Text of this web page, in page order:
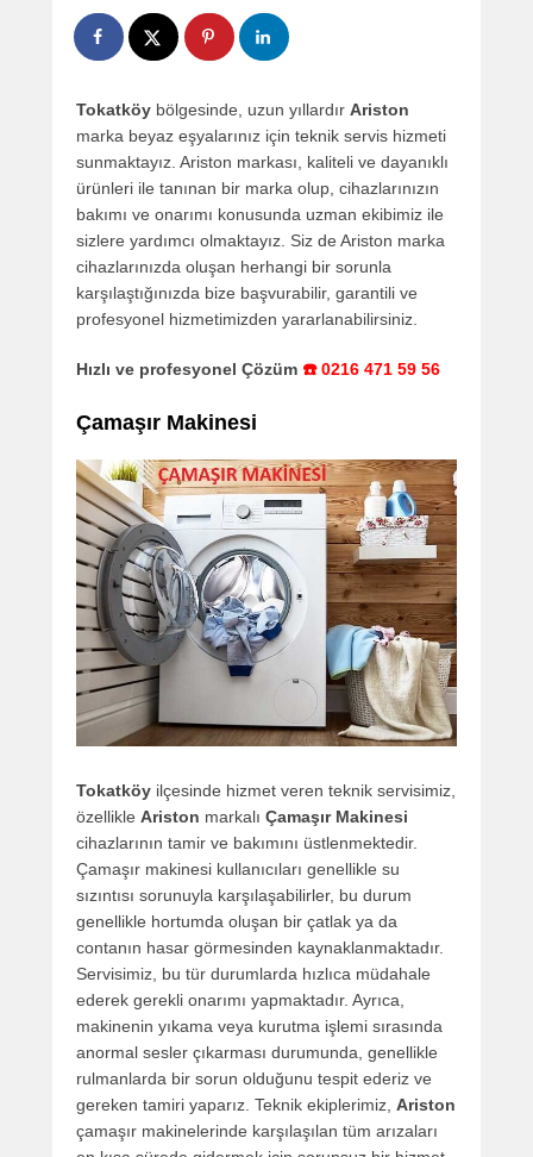
Tokatköy bölgesinde, uzun yıllardır Ariston
marka beyaz eşyalarınız için teknik servis hizmeti
sunmaktayız. Ariston markası, kaliteli ve dayanıklı
ürünleri ile tanınan bir marka olup, cihazlarınızın
bakımı ve onarımı konusunda uzman ekibimiz ile
sizlere yardımcı olmaktayız. Siz de Ariston marka
cihazlarınızda oluşan herhangi bir sorunla
karşılaştığınızda bize başvurabilir, garantili ve
profesyonel hizmetimizden yararlanabilirsiniz.
Hızlı ve profesyonel Çözüm ☎️ 0216 471 59 56
Çamaşır Makinesi
Tokatköy ilçesinde hizmet veren teknik servisimiz,
özellikle Ariston markalı Çamaşır Makinesi
cihazlarının tamir ve bakımını üstlenmektedir.
Çamaşır makinesi kullanıcıları genellikle su
sızıntısı sorunuyla karşılaşabilirler, bu durum
genellikle hortumda oluşan bir çatlak ya da
contanın hasar görmesinden kaynaklanmaktadır.
Servisimiz, bu tür durumlarda hızlıca müdahale
ederek gerekli onarımı yapmaktadır. Ayrıca,
makinenin yıkama veya kurutma işlemi sırasında
anormal sesler çıkarması durumunda, genellikle
rulmanlarda bir sorun olduğunu tespit ederiz ve
gereken tamiri yaparız. Teknik ekiplerimiz, Ariston
çamaşır makinelerinde karşılaşılan tüm arızaları